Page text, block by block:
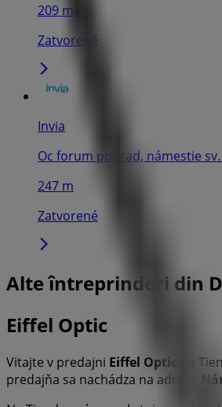
209 m
Zatvorené
Invia
Oc forum poprad, námestie sv.
247 m
Zatvorené
Alte întreprinderi din
Eiffel Optic
Vitajte v predajni Eiffel Optic na
predajňa sa nachádza na adrese